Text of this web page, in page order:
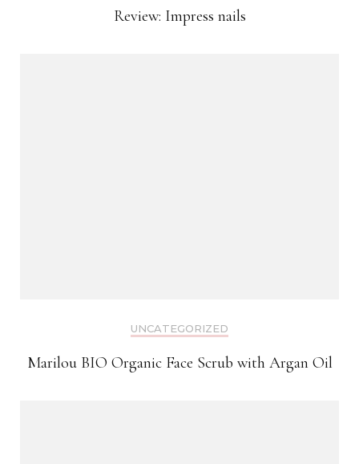
Review: Impress nails
UNCATEGORIZED
Marilou BIO Organic Face Scrub with Argan Oil